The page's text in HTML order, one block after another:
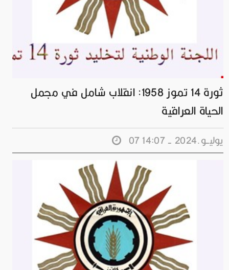
ثورة 14 تموز 1958: انقلاب شامل في مجمل
الحياة العراقية
07 يوليــو.2024 - 14:07